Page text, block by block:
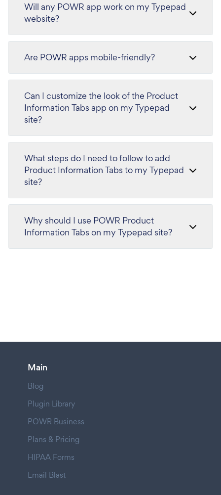
Will any POWR app work on my Typepad
website?
Are POWR apps mobile-friendly?
Can I customize the look of the Product
Information Tabs app on my Typepad
site?
What steps do I need to follow to add
Product Information Tabs to my Typepad
site?
Why should I use POWR Product
Information Tabs on my Typepad site?
Main
Blog
Plugin Library
POWR Business
Plans & Pricing
HIPAA Forms
Email Blast